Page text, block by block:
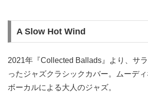
A Slow Hot Wind
2021年『Collected Ballads』より、サ
ったジャズクラシックカバー。ムーデ
ボーカルによる大人のジャズ。